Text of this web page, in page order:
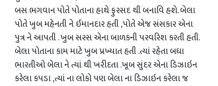
બસ ભગવાન પોતે પોતાના હાથે ફુરસદ થી બનાવિ હશે. બેલા
પોતે ખુબ મહેનતી ને ઈમાનદાર હતી ,પોતે એજ સંસકાર એના
પુત્ર ને આપતી . ખુબ સરસ એના બાળકની પરવરિશ કરતી હતી.
બેલા પોતાના કામ માટે ખુબ પ્રખ્યાત હતી .ત્યાં રહેતા બધા
ભારતીઓ બેલા ને ત્યાં થી ખરીદતા .ખૂબ સુંદર એના ડિઝાઇન
કરેલા કપડા ,ત્યાં ના લોકો પણ બેલા ના ડિઝાઇન કરેલા જ